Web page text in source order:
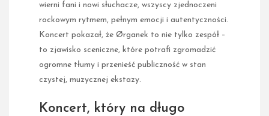
wierni fani i nowi słuchacze, wszyscy zjednoczeni
rockowym rytmem, pełnym emocji i autentyczności.
Koncert pokazał, że Ørganek to nie tylko zespół –
to zjawisko sceniczne, które potrafi zgromadzić
ogromne tłumy i przenieść publiczność w stan
czystej, muzycznej ekstazy.
Koncert, który na długo